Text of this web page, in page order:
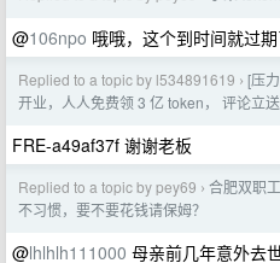
@106npo 哦哦，这个到时间就过期
Replied to a topic by l534891619 › [压
开业，人人免费领 3 亿 token， 评论立
FRE-a49af37f 谢谢老板
Replied to a topic by pey69 › 合肥双职
不习惯，要不要花钱请保姆？
@lhlhlh111000 母亲前几年意外去